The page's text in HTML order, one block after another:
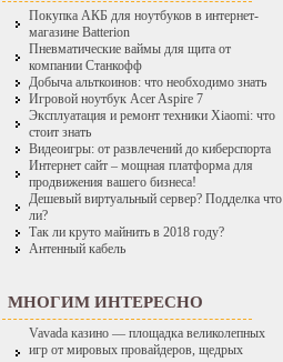
Покупка АКБ для ноутбуков в интернет-
магазине Batterion
Пневматические ваймы для щита от
компании Станкофф
Добыча альткоинов: что необходимо знать
Игровой ноутбук Acer Aspire 7
Эксплуатация и ремонт техники Xiaomi: что
стоит знать
Видеоигры: от развлечений до киберспорта
Интернет сайт – мощная платформа для
продвижения вашего бизнеса!
Дешевый виртуальный сервер? Подделка что
ли?
Так ли круто майнить в 2018 году?
Антенный кабель
МНОГИМ ИНТЕРЕСНО
Vavada казино — площадка великолепных
игр от мировых провайдеров, щедрых